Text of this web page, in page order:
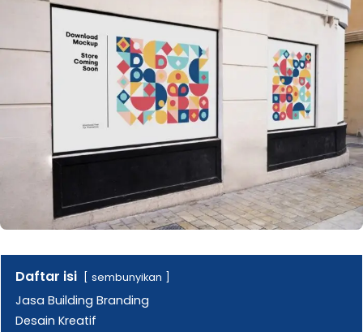
Daftar isi sembunyikan
Jasa Building Branding
Desain Kreatif